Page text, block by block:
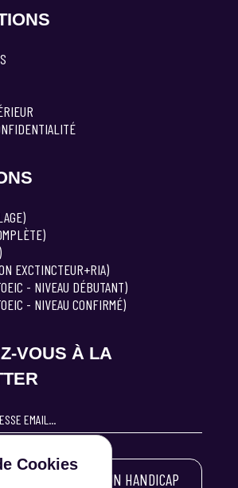
Cookies
EXCTINCTEUR+RIA)
- NIVEAU DÉBUTANT)
- NIVEAU CONFIRMÉ)
VOUS À LA
ATTEINTES D'UN HANDICAP